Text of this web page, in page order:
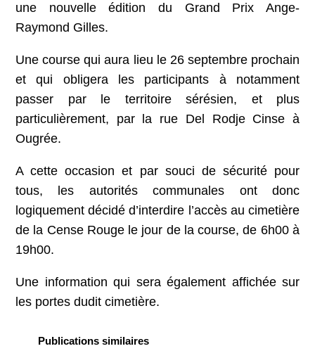
une nouvelle édition du Grand Prix Ange-
Raymond Gilles.
Une course qui aura lieu le 26 septembre prochain
et qui obligera les participants à notamment
passer par le territoire sérésien, et plus
particulièrement, par la rue Del Rodje Cinse à
Ougrée.
A cette occasion et par souci de sécurité pour
tous, les autorités communales ont donc
logiquement décidé d’interdire l’accès au cimetière
de la Cense Rouge le jour de la course, de 6h00 à
19h00.
Une information qui sera également affichée sur
les portes dudit cimetière.
Publications similaires